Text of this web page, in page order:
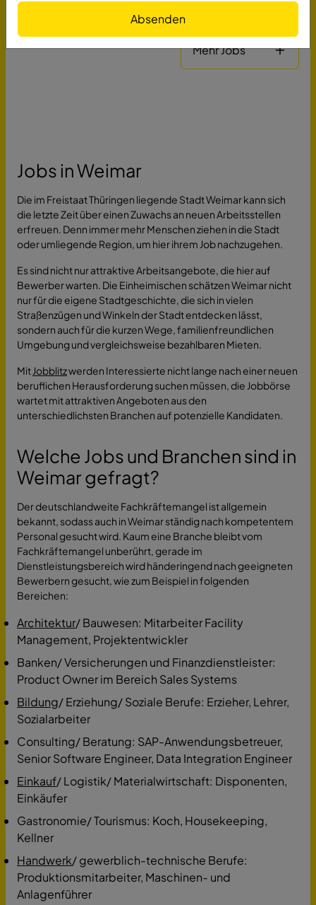
Mehr Jobs
Jobs in Weimar
Die im Freistaat Thüringen liegende Stadt Weimar kann sich
die letzte Zeit über einen Zuwachs an neuen Arbeitsstellen
erfreuen. Denn immer mehr Menschen ziehen in die Stadt
oder umliegende Region, um hier ihrem Job nachzugehen.
Es sind nicht nur attraktive Arbeitsangebote, die hier auf
Bewerber warten. Die Einheimischen schätzen Weimar nicht
nur für die eigene Stadtgeschichte, die sich in vielen
Straßenzügen und Winkeln der Stadt entdecken lässt,
sondern auch für die kurzen Wege, familienfreundlichen
Umgebung und vergleichsweise bezahlbaren Mieten.
Mit Jobblitzwerden Interessierte nicht lange nach einer neuen
beruflichen Herausforderung suchen müssen, die Jobbörse
wartet mit attraktiven Angeboten aus den
unterschiedlichsten Branchen auf potenzielle Kandidaten.
Welche Jobs und Branchen sind in
Weimar gefragt?
Der deutschlandweite Fachkräftemangel ist allgemein
bekannt, sodass auch in Weimar ständig nach kompetentem
Personal gesucht wird. Kaum eine Branche bleibt vom
Fachkräftemangel unberührt, gerade im
Dienstleistungsbereich wird händeringend nach geeigneten
Bewerbern gesucht, wie zum Beispiel in folgenden
Bereichen:
Architektur/ Bauwesen: Mitarbeiter Facility
Management, Projektentwickler
Banken/ Versicherungen und Finanzdienstleister:
Product Owner im Bereich Sales Systems
Bildung/ Erziehung/ Soziale Berufe: Erzieher, Lehrer,
Sozialarbeiter
Consulting/ Beratung: SAP-Anwendungsbetreuer,
Senior Software Engineer, Data Integration Engineer
Einkauf/ Logistik/ Materialwirtschaft: Disponenten,
Einkäufer
Gastronomie/ Tourismus: Koch, Housekeeping,
Kellner
Handwerk/ gewerblich-technische Berufe:
Produktionsmitarbeiter, Maschinen- und
Anlagenführer
Absenden